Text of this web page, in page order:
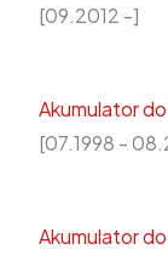
[09.2012 -]
Akumulator do
[07.1998 -
Akumulator do